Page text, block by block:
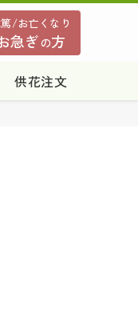
供花注文
/お亡くなり
急ぎの方